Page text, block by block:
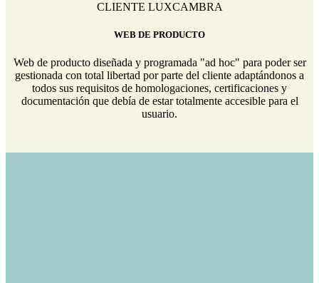
CLIENTE LUXCAMBRA
WEB DE PRODUCTO
Web de producto diseñada y programada "ad hoc" para poder ser
gestionada con total libertad por parte del cliente adaptándonos a
todos sus requisitos de homologaciones, certificaciones y
documentación que debía de estar totalmente accesible para el
usuario.